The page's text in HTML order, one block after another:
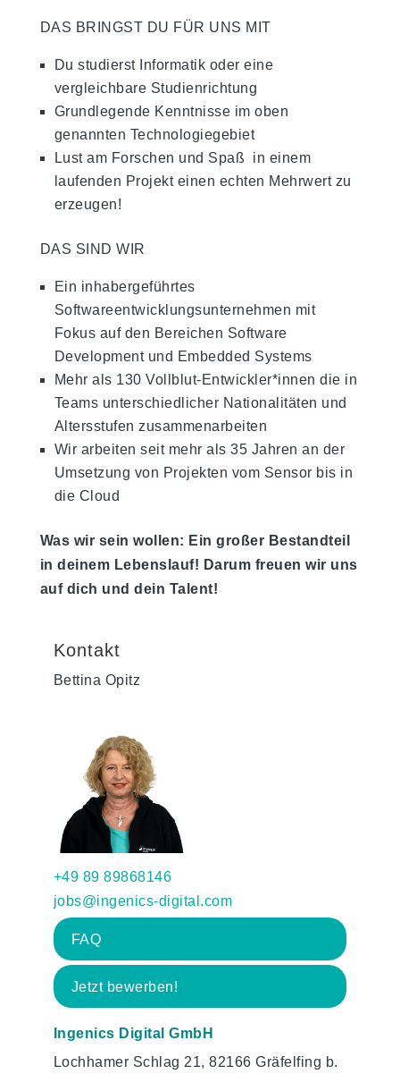
DAS BRINGST DU FÜR UNS MIT
Du studierst Informatik oder eine
vergleichbare Studienrichtung
Grundlegende Kenntnisse im oben
genannten Technologiegebiet
Lust am Forschen und Spaß in einem
laufenden Projekt einen echten Mehrwert zu
erzeugen!
DAS SIND WIR
Ein inhabergeführtes
Softwareentwicklungsunternehmen mit
Fokus auf den Bereichen Software
Development und Embedded Systems
Mehr als 130 Vollblut-Entwickler*innen die in
Teams unterschiedlicher Nationalitäten und
Altersstufen zusammenarbeiten
Wir arbeiten seit mehr als 35 Jahren an der
Umsetzung von Projekten vom Sensor bis in
die Cloud
Was wir sein wollen: Ein großer Bestandteil
in deinem Lebenslauf! Darum freuen wir uns
auf dich und dein Talent!
Kontakt
Bettina Opitz
+49 89 89868146
jobs@ingenics-digital.com
FAQ
Jetzt bewerben!
Ingenics Digital GmbH
Lochhamer Schlag 21, 82166 Gräfelfing b.